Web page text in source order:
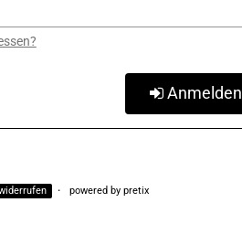
Anmelden
powered by pretix